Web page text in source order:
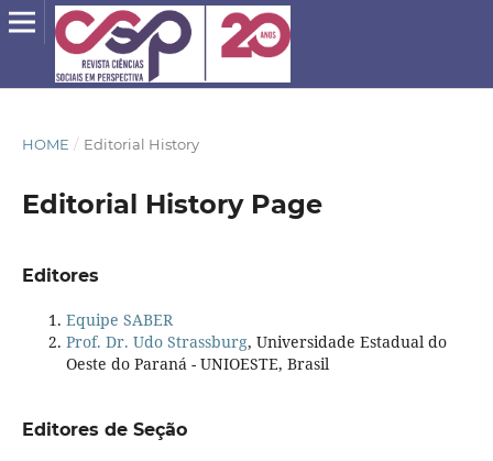
HOME / Editorial History
Editorial History Page
Editores
Equipe SABER
Prof. Dr. Udo Strassburg, Universidade Estadual do
Oeste do Paraná - UNIOESTE, Brasil
Editores de Seção